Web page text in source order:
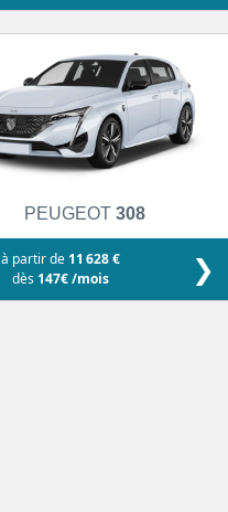
PEUGEOT 308
à partir de 11 628 €
dès 147€ /mois ❯